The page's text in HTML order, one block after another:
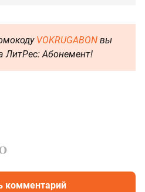
VOKRUGABON вы
ЛитРес: Абонемент!
комментарий